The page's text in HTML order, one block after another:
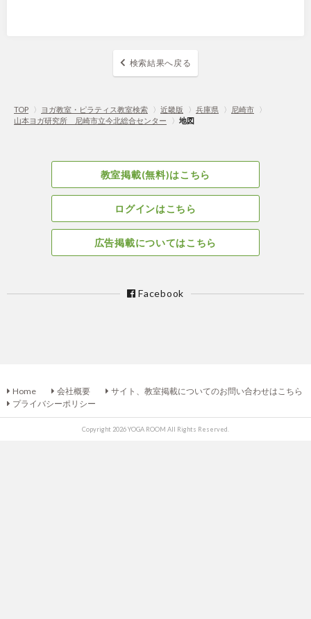
検索結果へ戻る
TOP 〉 ヨガ教室・ピラティス教室検索 〉 近畿版 〉 兵庫県 〉 尼崎市
〉
山本ヨガ研究所 尼崎市立今北総合センター
〉 地図
教室掲載(無料)はこちら
ログインはこちら
広告掲載についてはこちら
Facebook
Home 会社概要
サイト、教室掲載についてのお問い合わせはこちら
プライバシーポリシー
Copyright 2026 YOGA ROOM All Rights Reserved.